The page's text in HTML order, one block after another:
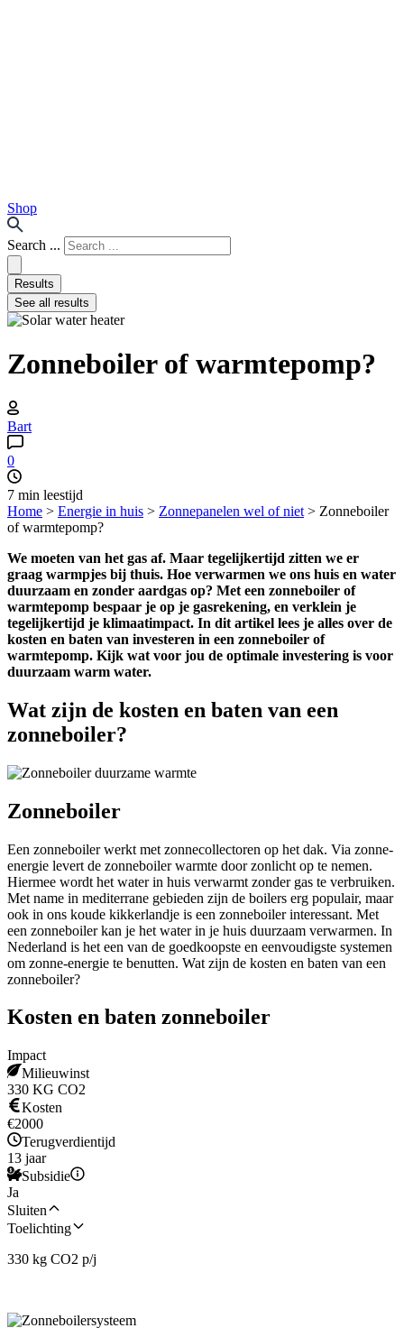
Shop
Search ...
Results
See all results
Zonneboiler of warmtepomp?
Bart
0
7 min leestijd
Home > Energie in huis > Zonnepanelen wel of niet > Zonneboiler
of warmtepomp?
We moeten van het gas af. Maar tegelijkertijd zitten we er
graag warmpjes bij thuis. Hoe verwarmen we ons huis en water
duurzaam en zonder aardgas op? Met een zonneboiler of
warmtepomp bespaar je op je gasrekening, en verklein je
tegelijkertijd je klimaatimpact. In dit artikel lees je alles over de
kosten en baten van investeren in een zonneboiler of
warmtepomp. Kijk wat voor jou de optimale investering is voor
duurzaam warm water.
Wat zijn de kosten en baten van een
zonneboiler?
Zonneboiler
Een zonneboiler werkt met zonnecollectoren op het dak. Via zonne-
energie levert de zonneboiler warmte door zonlicht op te nemen.
Hiermee wordt het water in huis verwarmt zonder gas te verbruiken.
Met name in mediterrane gebieden zijn de boilers erg populair, maar
ook in ons koude kikkerlandje is een zonneboiler interessant. Met
een zonneboiler kan je het water in je huis duurzaam verwarmen. In
Nederland is het een van de goedkoopste en eenvoudigste systemen
om zonne-energie te benutten. Wat zijn de kosten en baten van een
zonneboiler?
Kosten en baten zonneboiler
Impact
Milieuwinst
330 KG CO2
Kosten
€2000
Terugverdientijd
13 jaar
Subsidie
Ja
Sluiten
Toelichting
330 kg CO2 p/j